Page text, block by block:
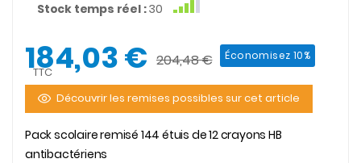
Stock temps réel :30
184,03 € 204,48 € Économisez 10%
TTC
Découvrir les remises possibles sur cet article
Pack scolaire remisé 144 étuis de 12 crayons HB
antibactériens